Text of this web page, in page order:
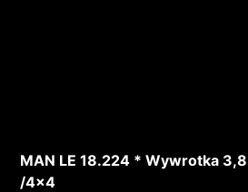
MAN LE 18.224 * Wywrotka
/4x4